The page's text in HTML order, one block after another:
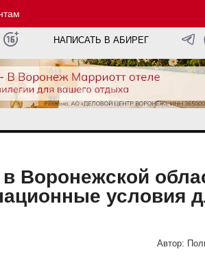
НАПИСАТЬ В АБИРЕГ
Воронежской
условия
Автор: